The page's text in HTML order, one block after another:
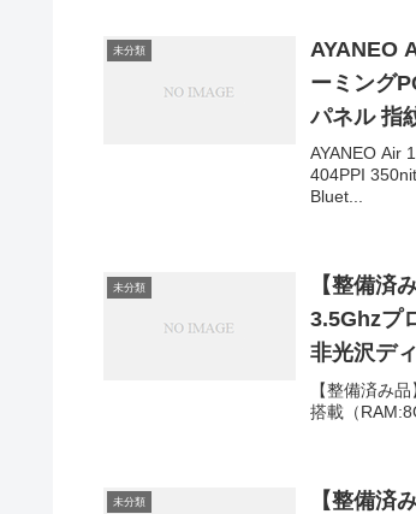
未分類
AYANEO
ーミング
パネル 指
テリー
AYANEO
AYANEO Air
404PPI
Bluet...
未分類
【整備済
3.5Ghzプ
非光沢デ
【整備済み
搭載（
未分類
【整備済